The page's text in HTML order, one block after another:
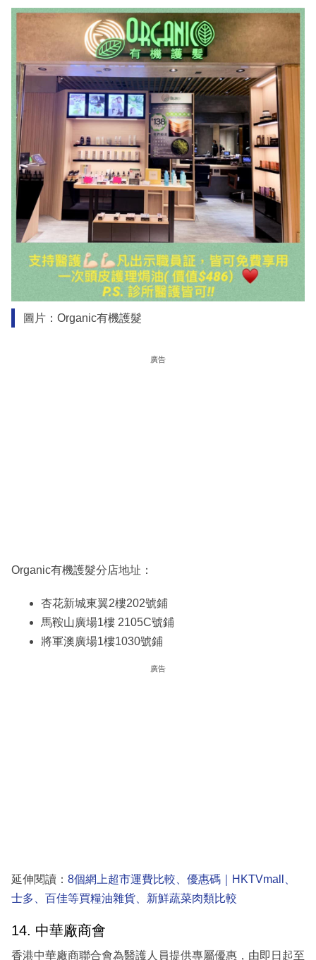
圖片：Organic有機護髮
廣告
Organic有機護髮分店地址：
杏花新城東翼2樓202號鋪
馬鞍山廣場1樓 2105C號鋪
將軍澳廣場1樓1030號鋪
廣告
延伸閱讀： 8個網上超市運費比較、優惠碼｜HKTVmall、
士多、百佳等買糧油雜貨、新鮮蔬菜肉類比較
14. 中華廠商會
香港中華廠商聯合會為醫護人員提供專屬優惠，由即日起至